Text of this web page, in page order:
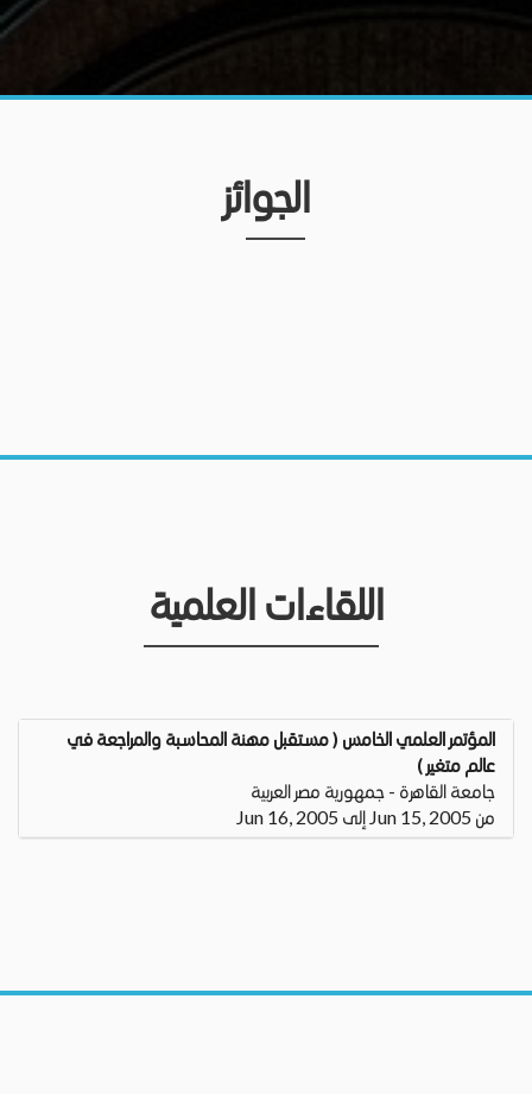
الجوائز
اللقاءات العلمية
المؤتمر العلمي الخامس ( مستقبل مهنة المحاسبة والمراجعة في
عالم متغير )
جامعة القاهرة - جمهورية مصر العربية
من Jun 15, 2005 إلى Jun 16, 2005